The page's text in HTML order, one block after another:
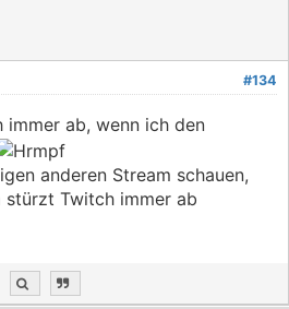
#134
ab, wenn ich den
anderen Stream schauen,
stürzt Twitch immer ab